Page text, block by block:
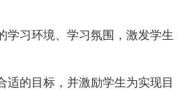
学习环境、学习氛围，激发学生
适的目标，并激励学生为实现目